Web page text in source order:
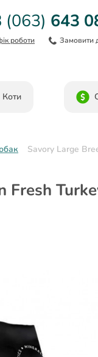
(063) 643
роботи Замовити
Коти
Savory Large
Fresh